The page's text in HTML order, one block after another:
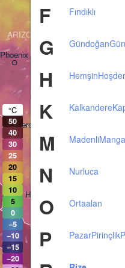
F Fındıklı
G Gündoğan
H Hemşin
K Kalkandere
M Madenli
N Nurluca
O Ortaalan
P PazarPirinçlik
Phoenix
ARIZONA
Hermosillo
Heroica Nogales
Ciudad Obregón
°C
50
40
30
25
20
15
10
5
0
−5
−10
−15
−20